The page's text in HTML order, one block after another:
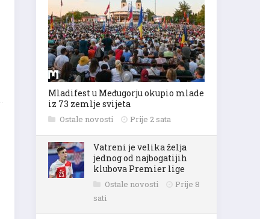
Mladifest u Međugorju okupio mlade
iz 73 zemlje svijeta
Ostale novosti Prije 2 sata
Vatreni je velika želja
jednog od najbogatijih
klubova Premier lige
Ostale novosti
Prije 8
sati